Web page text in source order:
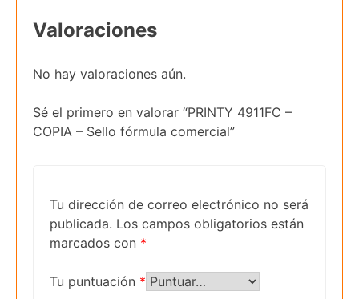
Valoraciones
No hay valoraciones aún.
Sé el primero en valorar “PRINTY 4911FC –
COPIA – Sello fórmula comercial”
Tu dirección de correo electrónico no será
publicada. Los campos obligatorios están
marcados con *
Tu puntuación *